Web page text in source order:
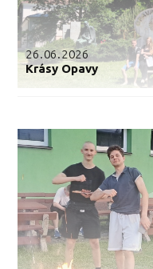
26.06.2026
Krásy Opavy